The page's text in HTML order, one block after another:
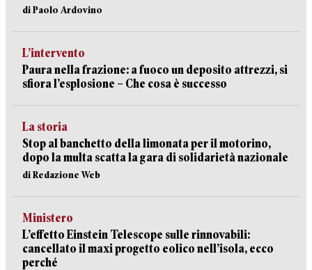
di Paolo Ardovino
L’intervento
Paura nella frazione: a fuoco un deposito attrezzi, si
sfiora l’esplosione – Che cosa è successo
La storia
Stop al banchetto della limonata per il motorino,
dopo la multa scatta la gara di solidarietà nazionale
di Redazione Web
Ministero
L’effetto Einstein Telescope sulle rinnovabili:
cancellato il maxi progetto eolico nell’isola, ecco
perché